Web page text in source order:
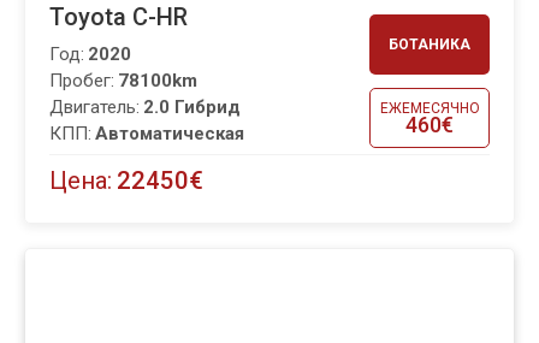
БОТАНИКА
ЕЖЕМЕСЯЧНО
460€
Toyota C-HR
Пробег: 78100km
Год: 2020
Двигатель: 2.0 Гибрид
КПП: Автоматическая
Цена: 22450€